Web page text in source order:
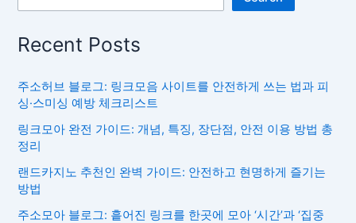
Recent Posts
주소허브 블로그: 링크모음 사이트를 안전하게 쓰는 법과 피
싱·스미싱 예방 체크리스트
링크모아 완전 가이드: 개념, 특징, 장단점, 안전 이용 방법 총
정리
랜드카지노 추천인 완벽 가이드: 안전하고 현명하게 즐기는
방법
주소모아 블로그: 흩어진 링크를 한곳에 모아 ‘시간’과 ‘집중